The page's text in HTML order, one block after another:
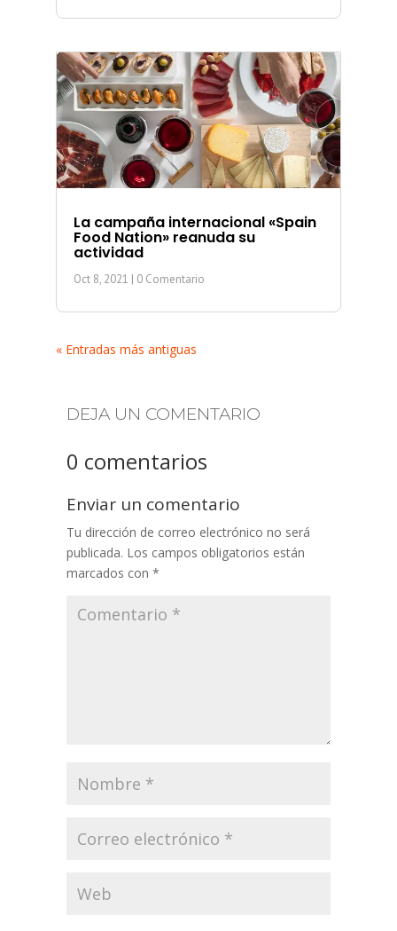
La campaña internacional «Spain
Food Nation» reanuda su
actividad
Oct 8, 2021 | 0 Comentario
« Entradas más antiguas
DEJA UN COMENTARIO
0 comentarios
Enviar un comentario
Tu dirección de correo electrónico no será
publicada. Los campos obligatorios están
marcados con *